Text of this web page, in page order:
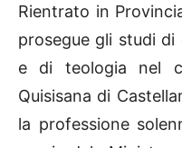
Rientrato in
prosegue gli studi di
e di teologia nel
Quisisana di
la professione